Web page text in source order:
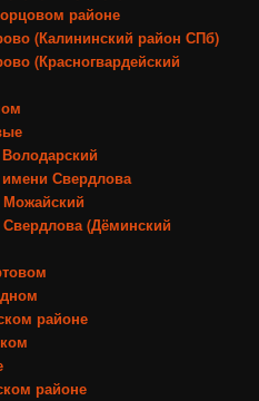
районе
(Калининский район СПб)
(Красногвардейский
Свердлова
Можайский
(Дёминский
районе
районе